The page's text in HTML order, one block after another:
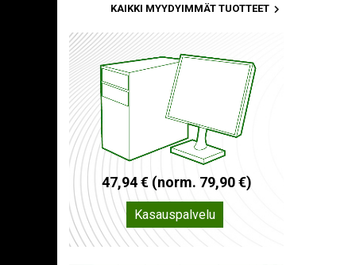
KAIKKI MYYDYIMMÄT TUOTTEET 
47,94€ (norm. 79,90€)
Kasauspalvelu